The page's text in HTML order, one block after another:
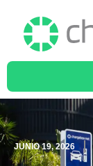
JUNIO 19, 2026